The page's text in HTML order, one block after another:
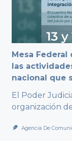
Mesa Federal
las
nacional que
El Poder
organización
Agencia De